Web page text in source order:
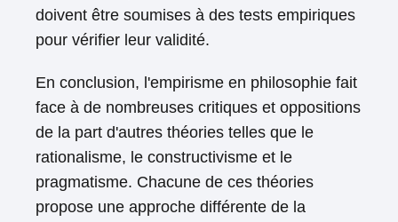
doivent être soumises à des tests empiriques
pour vérifier leur validité.
En conclusion, l'empirisme en philosophie fait
face à de nombreuses critiques et oppositions
de la part d'autres théories telles que le
rationalisme, le constructivisme et le
pragmatisme. Chacune de ces théories
propose une approche différente de la